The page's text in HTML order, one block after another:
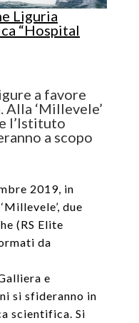
Liguria
“Hospital
a favore
‘Millevele’
l’Istituto
a scopo
2019, in
due
(RS Elite
da
e
si sfideranno in
scientifica. Si